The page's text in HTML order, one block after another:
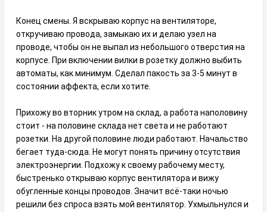
Конец смены. Я вскрываю корпус на вентиляторе,
откручиваю провода, замыкаю их и делаю узел на
проводе, чтобы он не выпал из небольшого отверстия на
корпусе. При включении вилки в розетку должно выбить
автоматы, как минимум. Сделал пакость за 3-5 минут в
состоянии аффекта, если хотите.
Прихожу во вторник утром на склад, а работа наполовину
стоит - на половине склада нет света и не работают
розетки. На другой половине люди работают. Начальство
бегает туда-сюда. Не могут понять причину отсутствия
электроэнергии. Подхожу к своему рабочему месту,
быстренько открываю корпус вентилятора и вижу
обугленные концы проводов. Значит всё-таки ночью
решили без спроса взять мой вентилятор. Ухмыльнулся и